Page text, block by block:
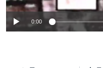
0:00